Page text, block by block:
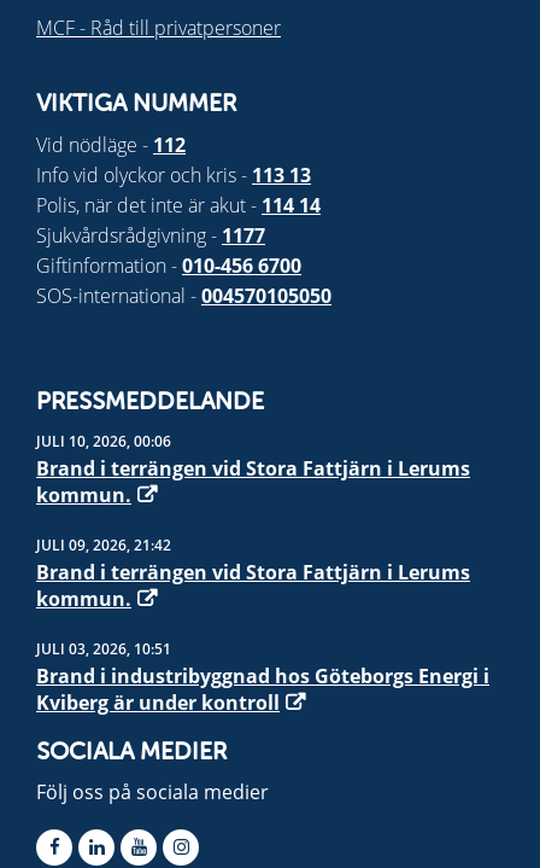
MCF - Råd till privatpersoner
VIKTIGA NUMMER
Vid nödläge - 112
Info vid olyckor och kris - 113 13
Polis, när det inte är akut - 114 14
Sjukvårdsrådgivning - 1177
Giftinformation -010-456 6700
SOS-international -004570105050
PRESSMEDDELANDE
JULI 10, 2026, 00:06
Brand i terrängen vid Stora Fattjärn i Lerums
kommun.
JULI 09, 2026, 21:42
Brand i terrängen vid Stora Fattjärn i Lerums
kommun.
JULI 03, 2026, 10:51
Brand i industribyggnad hos Göteborgs Energi i
Kviberg är under kontroll
SOCIALA MEDIER
Följ oss på sociala medier